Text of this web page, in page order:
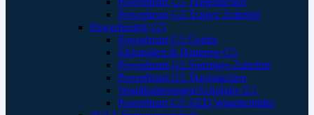
Powerheart G3 Trainer Zubehör
Powerheart® G5
Powerheart G5 Geräte
Elektroden & Batterien G5
Powerheart G5 Sonstiges Zubehör
Powerheart G5 Tragetaschen
Wandhalterungen/Schränke G5
Powerheart G5 AED Wandschilder